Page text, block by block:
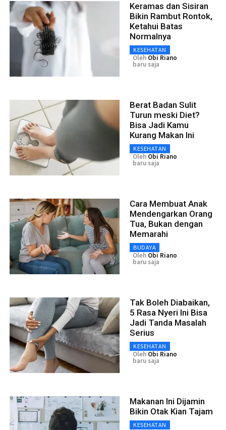
Keramas dan Sisiran
Bikin Rambut Rontok,
Ketahui Batas
Normalnya
KESEHATAN
Oleh Obi Riano
baru saja
Berat Badan Sulit
Turun meski Diet?
Bisa Jadi Kamu
Kurang Makan Ini
KESEHATAN
Oleh Obi Riano
baru saja
Cara Membuat Anak
Mendengarkan Orang
Tua, Bukan dengan
Memarahi
BUDAYA
Oleh Obi Riano
baru saja
Tak Boleh Diabaikan,
5 Rasa Nyeri Ini Bisa
Jadi Tanda Masalah
Serius
KESEHATAN
Oleh Obi Riano
baru saja
Makanan Ini Dijamin
Bikin Otak Kian Tajam
KESEHATAN